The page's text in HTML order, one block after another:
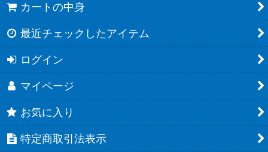
カートの中身
最近チェックしたアイテム
ログイン
マイページ
お気に入り
特定商取引法表示